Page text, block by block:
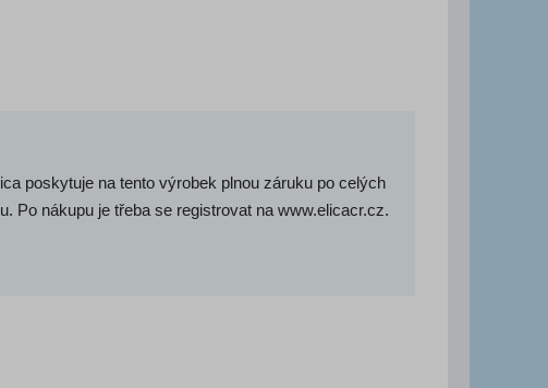
poskytuje na tento výrobek plnou záruku po celých
Po nákupu je třeba se registrovat na www.elicacr.cz.